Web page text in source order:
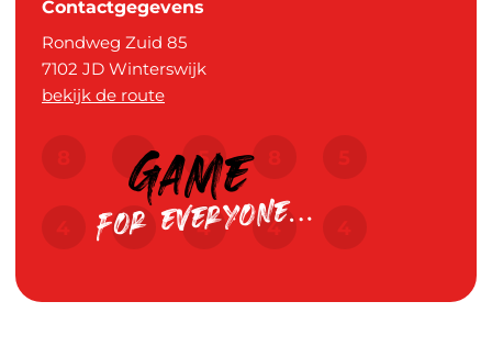
Contactgegevens
Rondweg Zuid 85
7102 JD Winterswijk
bekijk de route